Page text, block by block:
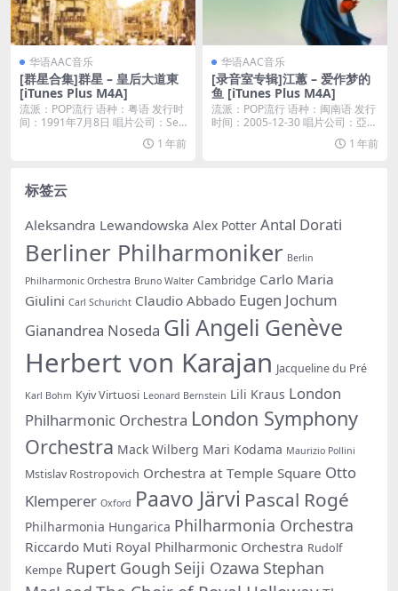
华语AAC音乐
[群星合集]群星 – 皇后大道東
[iTunes Plus M4A]
流派：POP流行 语种：粤语 发行时
间：1991年7月8日 唱片公司：See
1 年前
华语AAC音乐
[录音室专辑]江蕙 – 爱作梦的
鱼 [iTunes Plus M4A]
流派：POP流行 语种：闽南语 发行
时间：2005-12-30 唱片公司：亞律
1 年前
标签云
Aleksandra Lewandowska Alex Potter Antal Dorati
Berliner Philharmoniker Berlin
Philharmonic Orchestra Bruno Walter Cambridge Carlo Maria
Giulini Carl Schuricht Claudio Abbado Eugen Jochum
Gianandrea Noseda Gli Angeli Genève
Herbert von Karajan Jacqueline du Pré
Karl Bohm Kyiv Virtuosi Leonard Bernstein Lili Kraus London
Philharmonic Orchestra London Symphony
Orchestra Mack Wilberg Mari Kodama Maurizio Pollini
Mstislav Rostropovich Orchestra at Temple Square Otto
Klemperer Oxford Paavo Järvi Pascal Rogé
Philharmonia Hungarica Philharmonia Orchestra
Riccardo Muti Royal Philharmonic Orchestra Rudolf
Kempe Rupert Gough Seiji Ozawa Stephan